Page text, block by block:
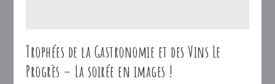
Trophées de la Gastronomie et des Vins Le
Progrès – La soirée en images !